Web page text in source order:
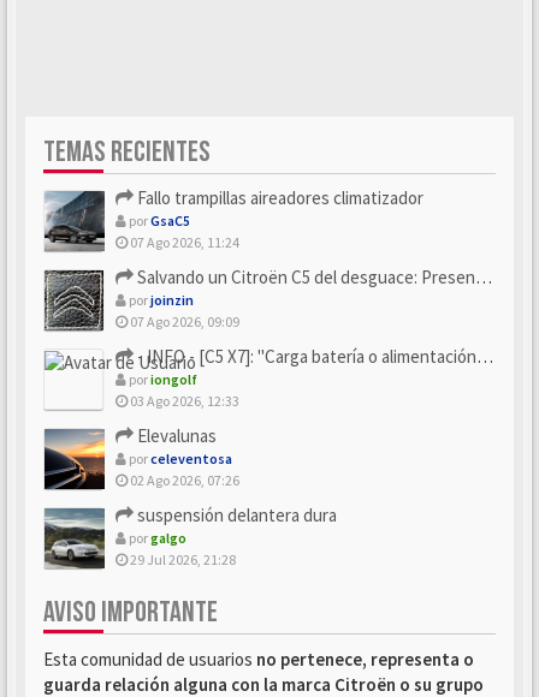
TEMAS RECIENTES
Fallo trampillas aireadores climatizador
porGsaC5
07 Ago 2026, 11:24
Salvando un Citroën C5 del desguace: Presentación y seguimiento
porjoinzin
07 Ago 2026, 09:09
- INFO - [C5 X7]: "Carga batería o alimentación eléctri...
poriongolf
03 Ago 2026, 12:33
Elevalunas
porceleventosa
02 Ago 2026, 07:26
suspensión delantera dura
porgalgo
29 Jul 2026, 21:28
AVISO IMPORTANTE
Esta comunidad de usuarios no pertenece, representa o
guarda relación alguna con la marca Citroën o su grupo